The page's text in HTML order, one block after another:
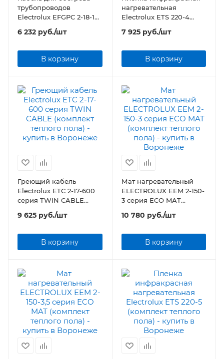
трубопроводов
Electrolux EFGPC 2-18-10
(комплект) 10 метров
6 232 руб./шт
В корзину
нагревательная
Electrolux ETS 220-4
(комплект теплого пола)
7 925руб./шт
В корзину
Греющий кабель
Electrolux ETC 2-17-600
серия TWIN CABLE
(комплект теплого пола)
9 625 руб./шт
В корзину
Мат нагревательный
ELECTROLUX EEM 2-150-
3 серия ECO MAT
(комплект теплого пола)
10 780 руб./шт
В корзину